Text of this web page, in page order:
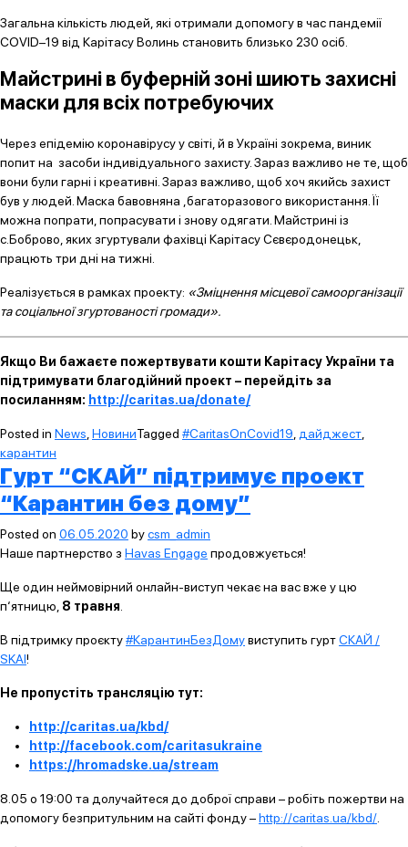
Загальна кількість людей, які отримали допомогу в час пандемії
COVID–19 від Карітасу Волинь становить близько 230 осіб.
Майстрині в буферній зоні шиють захисні
маски для всіх потребуючих
Через епідемію коронавірусу у світі, й в Україні зокрема, виник
попит на засоби індивідуального захисту. Зараз важливо не те, щоб
вони були гарні і креативні. Зараз важливо, щоб хоч якийсь захист
був у людей. Маска бавовняна ,багаторазового використання. Її
можна попрати, попрасувати і знову одягати. Майстрині із
с.Боброво, яких згуртували фахівці Карітасу Сєвєродонецьк,
працють три дні на тижні.
Реалізується в рамках проекту: «Зміцнення місцевої самоорганізації
та соціальної згуртованості громади».
Якщо Ви бажаєте пожертвувати кошти Карітасу України та
підтримувати благодійний проект – перейдіть за
посиланням: http://caritas.ua/donate/
Posted in News НовиниTagged #CaritasOnCovid19 дайджест
карантин
Гурт “СКАЙ” підтримує проект
“Карантин без дому”
Posted on 06.05.2020 bycsm_admin
Наше партнерство з Havas Engage продовжується!
Ще один неймовірний онлайн-виступ чекає на вас вже у цю
п‘ятницю, 8 травня
В підтримку проєкту#КарантинБезДомувиступить гуртСКАЙ /
SKAI!
Не пропустіть трансляцію тут:
http://caritas.ua/kbd/
http://facebook.com/caritasukraine
https://hromadske.ua/stream
8.05 о 19:00 та долучайтеся до доброї справи – робіть пожертви на
допомогу безпритульним на сайті фонду –http://caritas.ua/kbd/